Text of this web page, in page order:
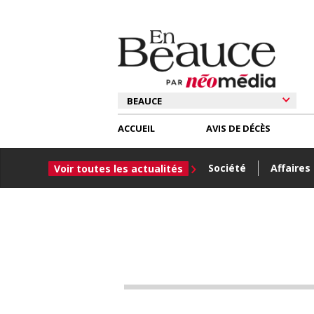
ACCUEIL
Voir toutes les actualités Société Affaires
AVIS DE DÉCÈS